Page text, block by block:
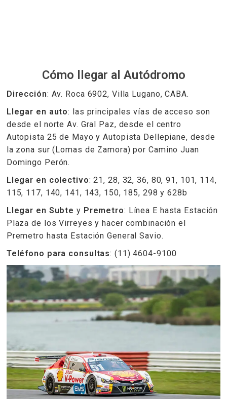
Cómo llegar al Autódromo
Dirección: Av. Roca 6902, Villa Lugano, CABA.
Llegar en auto: las principales vías de acceso son
desde el norte Av. Gral Paz, desde el centro
Autopista 25 de Mayo y Autopista Dellepiane, desde
la zona sur (Lomas de Zamora) por Camino Juan
Domingo Perón.
Llegar en colectivo: 21, 28, 32, 36, 80, 91, 101, 114,
115, 117, 140, 141, 143, 150, 185, 298 y 628b
Llegar en Subte y Premetro: Línea E hasta Estación
Plaza de los Virreyes y hacer combinación el
Premetro hasta Estación General Savio.
Teléfono para consultas: (11) 4604-9100